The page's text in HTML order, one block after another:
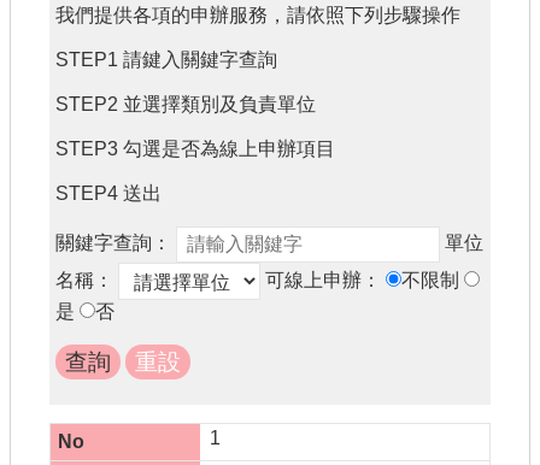
回首頁
網站導覽
市政信箱
English
隱私權政策
我們提供各項的申辦服務，請依照下列步驟操作
STEP1 請鍵入關鍵字查詢
STEP2 並選擇類別及負責單位
STEP3 勾選是否為線上申辦項目
STEP4 送出
關鍵字查詢：
單位
名稱：
可線上申辦：
不限制
是
否
1